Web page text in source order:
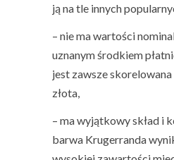
ją na tle innych
– nie ma wartości
uznanym środkiem
jest zawsze
złota,
– ma wyjątkowy skład i
barwa Krugerranda